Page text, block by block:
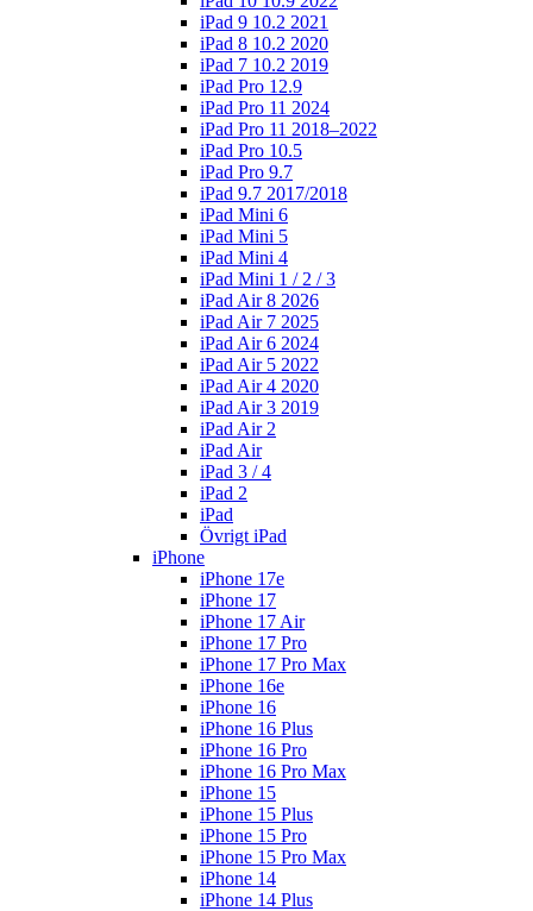
iPad 9 10.2 2021
iPad 8 10.2 2020
iPad 7 10.2 2019
iPad Pro 12.9
iPad Pro 11 2024
iPad Pro 11 2018–2022
iPad Pro 10.5
iPad Pro 9.7
iPad 9.7 2017/2018
iPad Mini 6
iPad Mini 5
iPad Mini 4
iPad Mini 1 / 2 / 3
iPad Air 8 2026
iPad Air 7 2025
iPad Air 6 2024
iPad Air 5 2022
iPad Air 4 2020
iPad Air 3 2019
iPad Air 2
iPad Air
iPad 3 / 4
iPad 2
iPad
Övrigt iPad
iPhone
iPhone 17e
iPhone 17
iPhone 17 Air
iPhone 17 Pro
iPhone 17 Pro Max
iPhone 16e
iPhone 16
iPhone 16 Plus
iPhone 16 Pro
iPhone 16 Pro Max
iPhone 15
iPhone 15 Plus
iPhone 15 Pro
iPhone 15 Pro Max
iPhone 14
iPhone 14 Plus